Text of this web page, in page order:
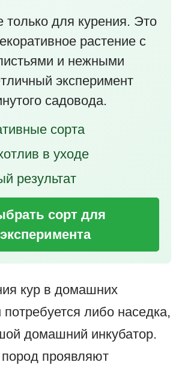
для курения. Это
растение с
и нежными
эксперимент
садовода.
сорта
в уходе
результат
сорт для
эксперимента
кур в домашних
либо наседка,
домашний инкубатор.
проявляют